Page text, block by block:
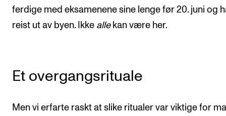
ferdige med eksamenene sine lenge før 20. juni og
reist ut av byen. Ikke allekan være her.
Et overgangsrituale
Men vi erfarte raskt at slike ritualer var viktige for